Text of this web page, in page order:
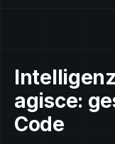
agisce:
Code